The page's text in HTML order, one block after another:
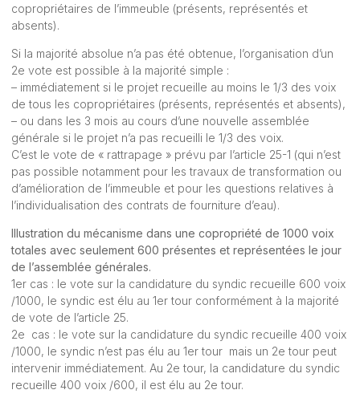
copropriétaires de l’immeuble (présents, représentés et
absents).
Si la majorité absolue n’a pas été obtenue, l’organisation d’un
2e vote est possible à la majorité simple :
– immédiatement si le projet recueille au moins le 1/3 des voix
de tous les copropriétaires (présents, représentés et absents),
– ou dans les 3 mois au cours d’une nouvelle assemblée
générale si le projet n’a pas recueilli le 1/3 des voix.
C’est le vote de « rattrapage » prévu par l’article 25-1 (qui n’est
pas possible notamment pour les travaux de transformation ou
d’amélioration de l’immeuble et pour les questions relatives à
l’individualisation des contrats de fourniture d’eau).
Illustration du mécanisme dans une copropriété de 1000 voix
totales avec seulement 600 présentes et représentées le jour
de l’assemblée générales.
1er cas : le vote sur la candidature du syndic recueille 600 voix
/1000, le syndic est élu au 1er tour conformément à la majorité
de vote de l’article 25.
2e cas : le vote sur la candidature du syndic recueille 400 voix
/1000, le syndic n’est pas élu au 1er tour mais un 2e tour peut
intervenir immédiatement. Au 2e tour, la candidature du syndic
recueille 400 voix /600, il est élu au 2e tour.